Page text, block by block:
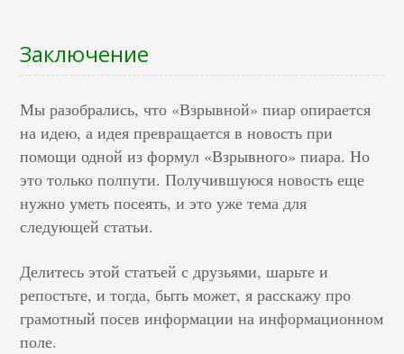
Заключение
Мы разобрались, что «Взрывной» пиар опирается
на идею, а идея превращается в новость при
помощи одной из формул «Взрывного» пиара. Но
это только полпути. Получившуюся новость еще
нужно уметь посеять, и это уже тема для
следующей статьи.
Делитесь этой статьей с друзьями, шарьте и
репостьте, и тогда, быть может, я расскажу про
грамотный посев информации на информационном
поле.